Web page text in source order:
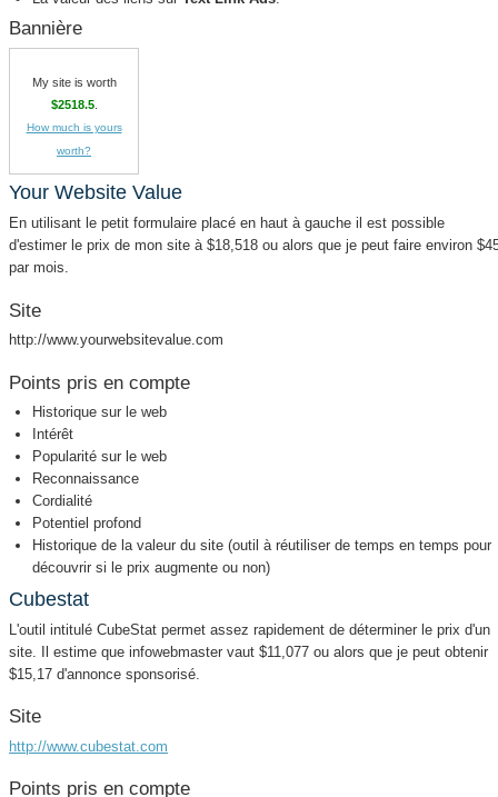
Bannière
My site is worth
$2518.5.
How much is yours
worth?
Your Website Value
En utilisant le petit formulaire placé en haut à gauche il est possible
d'estimer le prix de mon site à $18,518 ou alors que je peut faire environ
par mois.
Site
http://www.yourwebsitevalue.com
Points pris en compte
Historique sur le web
Intérêt
Popularité sur le web
Reconnaissance
Cordialité
Potentiel profond
Historique de la valeur du site (outil à réutiliser de temps en temps pour
découvrir si le prix augmente ou non)
Cubestat
L'outil intitulé CubeStat permet assez rapidement de déterminer le prix d'un
site. Il estime que infowebmaster vaut $11,077 ou alors que je peut obtenir
$15,17 d'annonce sponsorisé.
Site
http://www.cubestat.com
Points pris en compte